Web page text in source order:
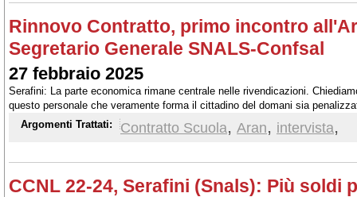
Rinnovo Contratto, primo incontro
Segretario Generale SNALS-Confsal
27 febbraio 2025
Serafini: La parte economica rimane centrale nelle rivendicazioni.
questo personale che veramente forma il cittadino del domani sia
Argomenti Trattati:
Contratto Scuola, Aran, intervista,
CCNL 22-24, Serafini (Snals): Più soldi